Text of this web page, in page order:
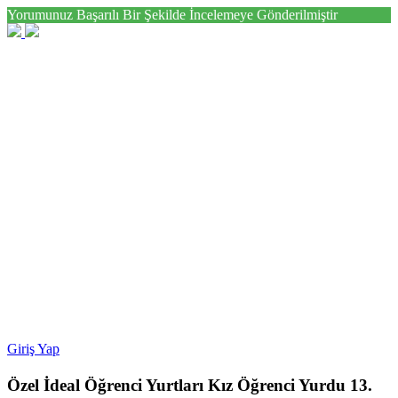
Yorumunuz Başarılı Bir Şekilde İncelemeye Gönderilmiştir
Giriş Yap
Özel İdeal Öğrenci Yurtları Kız Öğrenci Yurdu 13.